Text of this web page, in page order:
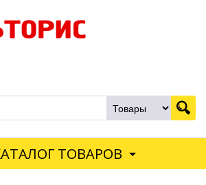
ТОВАРОВ